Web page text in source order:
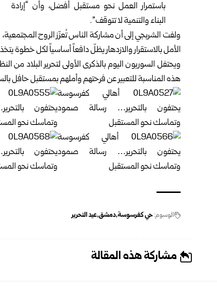
باستمرار العمل نحو مستقبل أفضل، وأن “إرادة
البناء والتنمية لا تتوقف”.
ولفت الشربجي إلى أن مشاركة الناس تُعزّز الروح المجتمعية،
الأمل بالاستقرار والازدهار يظلّ دافعاً أساسياً لكل خطوة
ويحتفل السوريون اليوم بالذكرى الأولى لتحرير البلاد
هذه المناسبة للتعبير عن فرحتهم وأملهم بمستقبل حافل
الوسوم:حي كفرسوسة دمشق عيد التحرير
مشاركة هذه المقالة